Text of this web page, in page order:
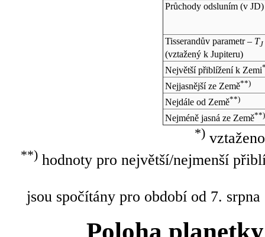
Průchody odsluním (vJD)
Tisserandův parametr – TJ
(vztažený k Jupiteru)
Největší přiblížení k Zemi
Nejjasnější ze Země**)
Nejdále od Země**)
Nejméně jasná ze Země**)
*)
**)hodnoty pro největší/nejmenší
jsou spočítány pro období od 7.